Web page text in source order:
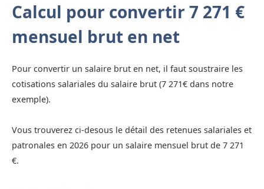
Calcul pour convertir 7 271 €
mensuel brut en net
Pour convertir un salaire brut en net, il faut soustraire les
cotisations salariales du salaire brut (7 271€ dans notre
exemple).
Vous trouverez ci-desous le détail des retenues salariales et
patronales en 2026 pour un salaire mensuel brut de 7 271
€.